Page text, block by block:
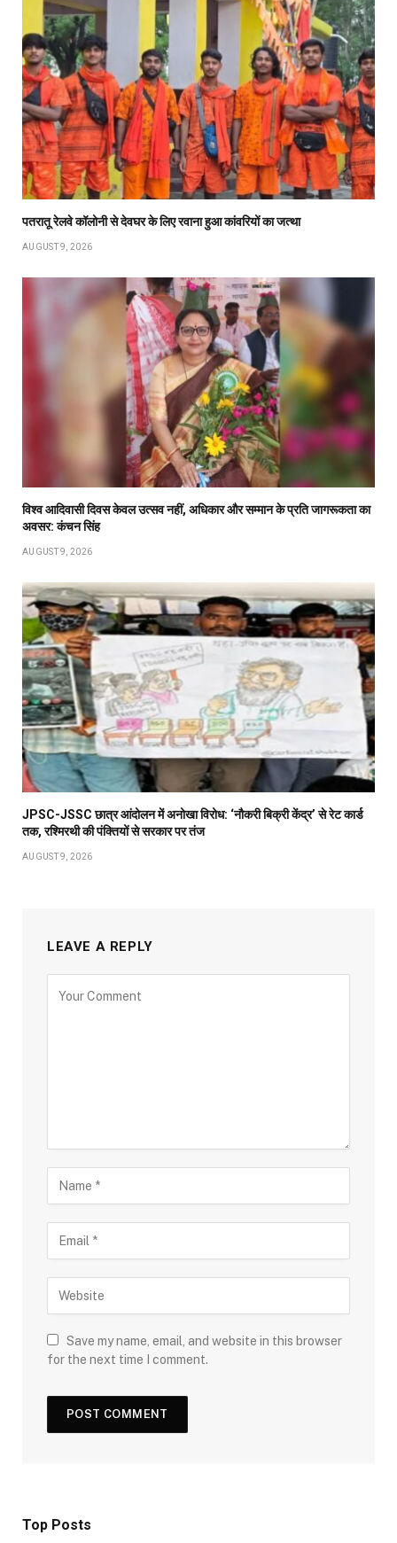
पतरातू रेलवे कॉलोनी से देवघर के लिए रवाना हुआ कांवरियों का जत्था
AUGUST 9, 2026
विश्व आदिवासी दिवस केवल उत्सव नहीं, अधिकार और सम्मान के प्रति जागरूकता का
अवसर: कंचन सिंह
AUGUST 9, 2026
JPSC-JSSC छात्र आंदोलन में अनोखा विरोध: ‘नौकरी बिक्री केंद्र’ से रेट कार्ड
तक, रश्मिरथी की पंक्तियों से सरकार पर तंज
AUGUST 9, 2026
LEAVE A REPLY
Save my name, email, and website in this browser
for the next time I comment.
Top Posts